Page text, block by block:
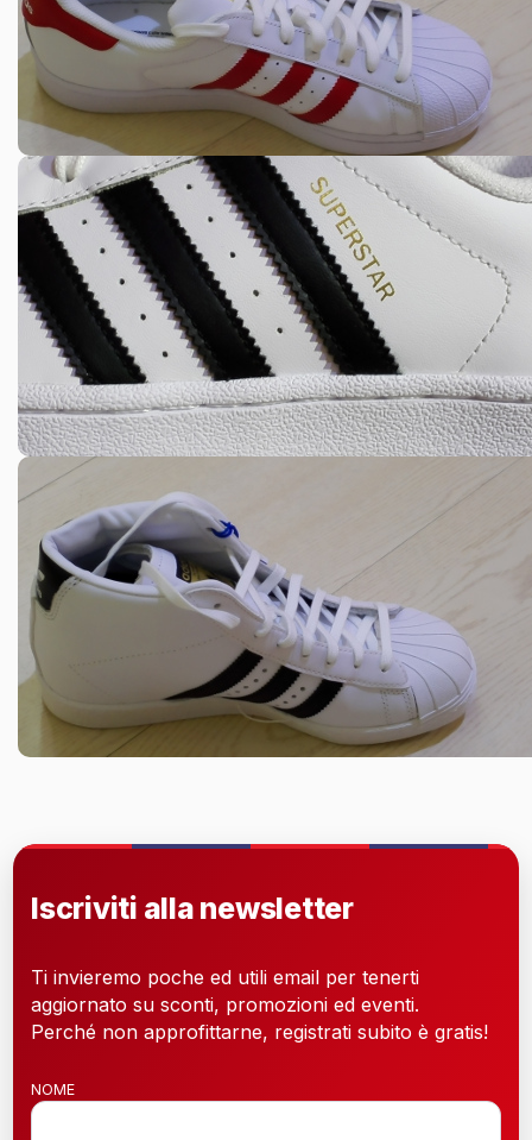
Iscriviti alla newsletter
Ti invieremo poche ed utili email per tenerti
aggiornato su sconti, promozioni ed eventi.
Perché non approfittarne, registrati subito è gratis!
NOME